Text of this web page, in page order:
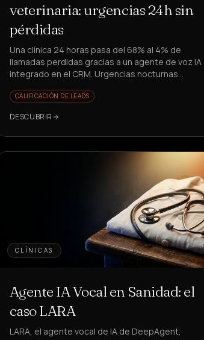
veterinaria: urgencias 24h sin
pérdidas
Una clínica 24 horas pasa del 68% al 4% de
llamadas perdidas gracias a un agente de voz IA
integrado en el CRM. Urgencias nocturnas
CALIFICACIÓN DE LEADS
DESCUBRIR
CLÍNICAS
Agente IA Vocal en Sanidad: el
caso LARA
LARA, el agente vocal de IA de DeepAgent,